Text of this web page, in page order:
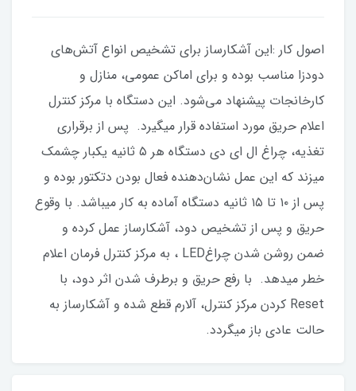
اصول کار :این آشکارساز برای تشخیص انواع آتش‌های
دودزا مناسب بوده و برای اماکن عمومی، منازل و
کارخانجات پیشنهاد می‌شود. این دستگاه با مرکز کنترل
اعلام حریق مورد استفاده قرار میگیرد. پس از برقراری
تغذیه، چراغ ال ای دی دستگاه هر ۵ ثانیه یکبار چشمک
میزند که این عمل نشان‌دهنده فعال بودن دتکتور بوده و
پس از ۱۰ تا ۱۵ ثانیه دستگاه آماده به کار میباشد. با وقوع
حریق و پس از تشخیص دود، آشکارساز عمل کرده و
ضمن روشن شدن چراغLED ، به مرکز کنترل فرمان اعلام
خطر میدهد. با رفع حریق و برطرف شدن اثر دود، با
Reset کردن مرکز کنترل، آلارم قطع شده و آشکارساز به
حالت عادی باز میگردد.